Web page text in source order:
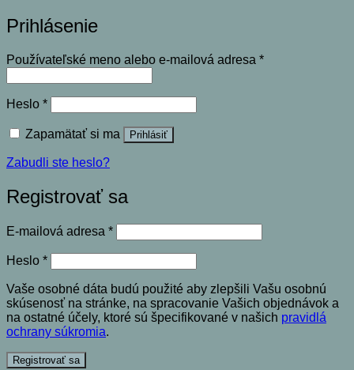
Prihlásenie
Používateľské meno alebo e-mailová adresa *Povinné
Heslo *Povinné
Zapamätať si ma Prihlásiť
Zabudli ste heslo?
Registrovať sa
E-mailová adresa *Povinné
Heslo *Povinné
Vaše osobné dáta budú použité aby zlepšili Vašu osobnú
skúsenosť na stránke, na spracovanie Vašich objednávok a
na ostatné účely, ktoré sú špecifikované v našich pravidlá
ochrany súkromia.
Registrovať sa